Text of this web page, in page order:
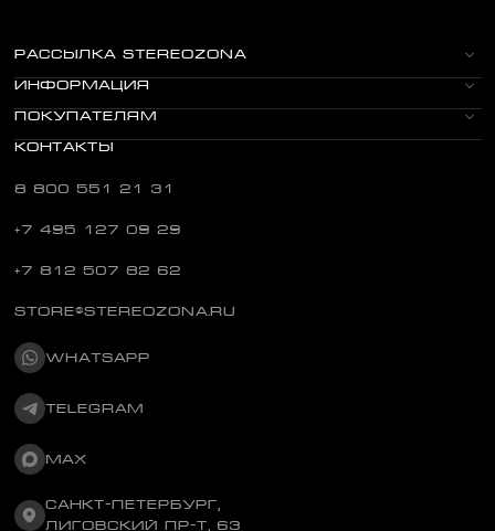
РАССЫЛКА STEREOZONA
ИНФОРМАЦИЯ
ПОКУПАТЕЛЯМ
КОНТАКТЫ
8 800 551 21 31
+7 495 127 09 29
+7 812 507 82 62
STORE@STEREOZONA.RU
WHATSAPP
TELEGRAM
MAX
САНКТ-ПЕТЕРБУРГ,
ЛИГОВСКИЙ ПР-Т, 63